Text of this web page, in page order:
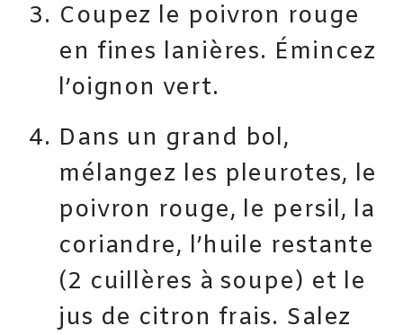
Coupez le poivron rouge
en fines lanières. Émincez
l’oignon vert.
Dans un grand bol,
mélangez les pleurotes, le
poivron rouge, le persil, la
coriandre, l’huile restante
(2 cuillères à soupe) et le
jus de citron frais. Salez